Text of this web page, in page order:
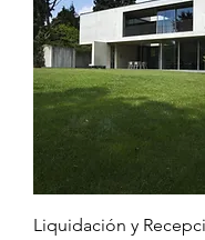
Liquidación y